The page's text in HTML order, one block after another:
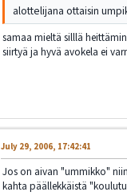
alottelijana ottaisin
samaa mieltä silllä
siirtyä ja hyvä avokela ei
July 29, 2006, 17:42:41
Jos on aivan "ummikko"
kahta päällekkäistä